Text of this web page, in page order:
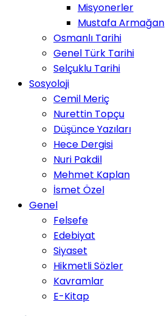
Misyonerler
Mustafa Armağan
Osmanlı Tarihi
Genel Türk Tarihi
Selçuklu Tarihi
Sosyoloji
Cemil Meriç
Nurettin Topçu
Düşünce Yazıları
Hece Dergisi
Nuri Pakdil
Mehmet Kaplan
İsmet Özel
Genel
Felsefe
Edebiyat
Siyaset
Hikmetli Sözler
Kavramlar
E-Kitap